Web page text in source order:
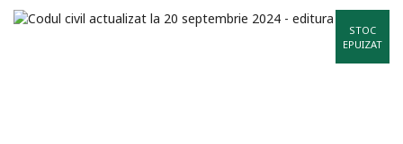
STOC
EPUIZAT